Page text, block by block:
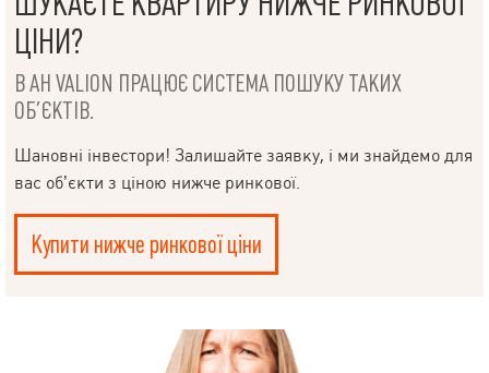
ЦІНИ?
В АН VALION ПРАЦЮЄ СИСТЕМА ПОШУКУ ТАКИХ
ОБ’ЄКТІВ.
Шановні інвестори! Залишайте заявку, і ми знайдемо для
вас об’єкти з ціною нижче ринкової.
Купити нижче ринкової ціни